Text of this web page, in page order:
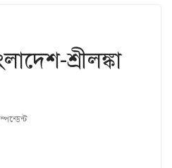
শ্রীলঙ্কা